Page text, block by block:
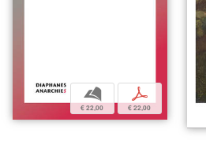
b
€ 22,00
p
€ 22,00